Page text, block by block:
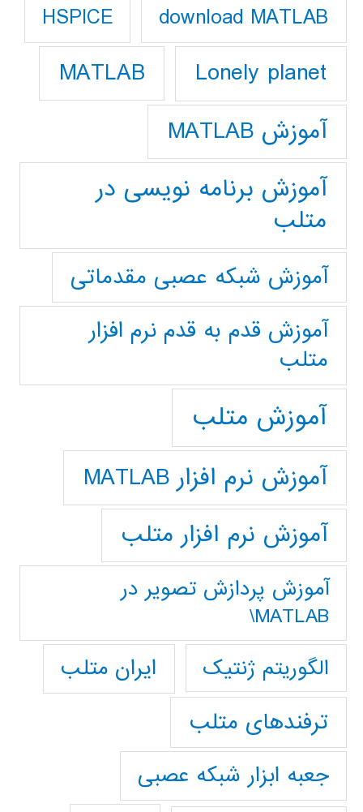
download MATLAB
HSPICE
Lonely planet
MATLAB
آموزش MATLAB
آموزش برنامه نویسی در
متلب
آموزش شبکه عصبی مقدماتی
آموزش قدم به قدم نرم افزار
متلب
آموزش متلب
آموزش نرم افزار MATLAB
آموزش نرم افزار متلب
آموزش پردازش تصوير در
MATLAB\
الگوریتم ژنتیک
ایران متلب
ترفندهای متلب
جعبه ابزار شبکه عصبی